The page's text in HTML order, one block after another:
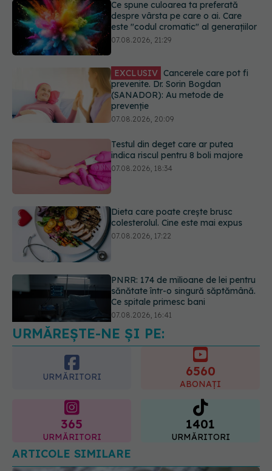
EXCLUSIV Cancerele care pot fi
prevenite. Dr. Sorin Bogdan
(SANADOR): Au metode de
prevenție
Testul din deget care ar putea
indica riscul pentru 8 boli majore
07.08.2026, 18:34
Dieta care poate crește brusc
colesterolul. Cine este mai expus
07.08.2026, 17:22
PNRR: 174 de milioane de lei pentru
sănătate într-o singură săptămână.
Ce spitale primesc bani
Ce spune culoarea ta preferată
despre vârsta pe care o ai. Care
este "codul cromatic" al generațiilor
07.08.2026, 21:29
URMĂREȘTE-NE ȘI PE:
URMĂRITORI 6560
ABONAȚI
365
URMĂRITORI
1401
URMĂRITORI
ARTICOLE SIMILARE